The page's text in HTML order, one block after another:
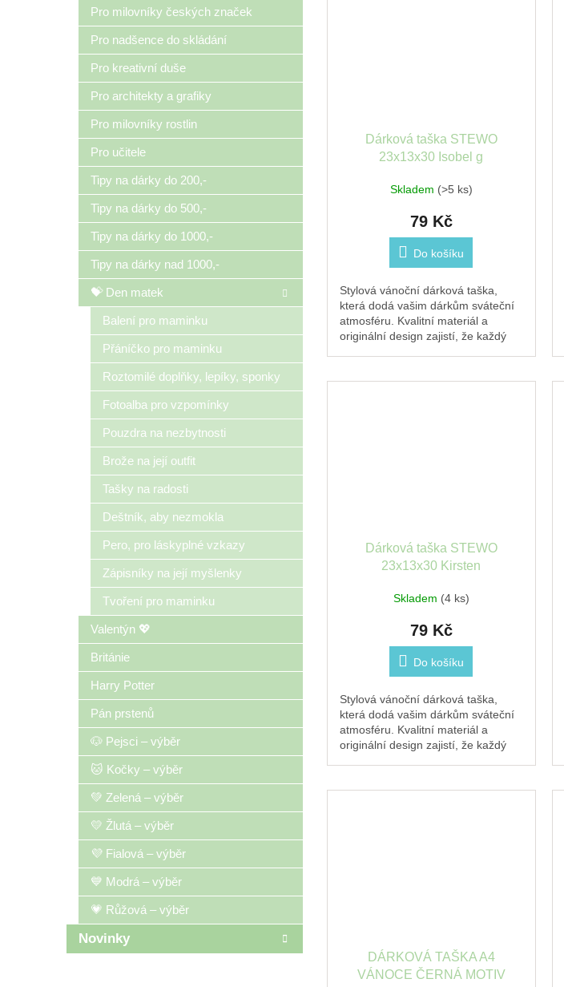
Pro milovníky českých značek
Pro nadšence do skládání
Pro kreativní duše
Pro architekty a grafiky
Pro milovníky rostlin
Pro učitele
Tipy na dárky do 200,-
Tipy na dárky do 500,-
Tipy na dárky do 1000,-
Tipy na dárky nad 1000,-
💝 Den matek
Balení pro maminku
Přáníčko pro maminku
Roztomilé doplňky, lepíky, sponky
Fotoalba pro vzpomínky
Pouzdra na nezbytnosti
Brože na její outfit
Tašky na radosti
Deštník, aby nezmokla
Pero, pro láskyplné vzkazy
Zápisníky na její myšlenky
Tvoření pro maminku
Valentýn 💖
Británie
Harry Potter
Pán prstenů
🐶 Pejsci – výběr
🐱 Kočky – výběr
💚 Zelená – výběr
💛 Žlutá – výběr
💜 Fialová – výběr
💙 Modrá – výběr
💗 Růžová – výběr
Novinky
Dárková taška STEWO
23x13x30 Isobel g
Skladem (>5 ks)
79 Kč
Do košíku
Stylová vánoční dárková taška,
která dodá vašim dárkům sváteční
atmosféru. Kvalitní materiál a
originální design zajistí, že každý
Dárková taška STEWO
23x13x30 Kirsten
Skladem (4 ks)
79 Kč
Do košíku
Stylová vánoční dárková taška,
která dodá vašim dárkům sváteční
atmosféru. Kvalitní materiál a
originální design zajistí, že každý
DÁRKOVÁ TAŠKA A4
VÁNOCE ČERNÁ MOTIV